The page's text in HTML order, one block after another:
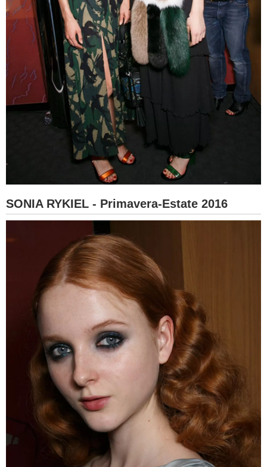
SONIA RYKIEL - Primavera-Estate 2016